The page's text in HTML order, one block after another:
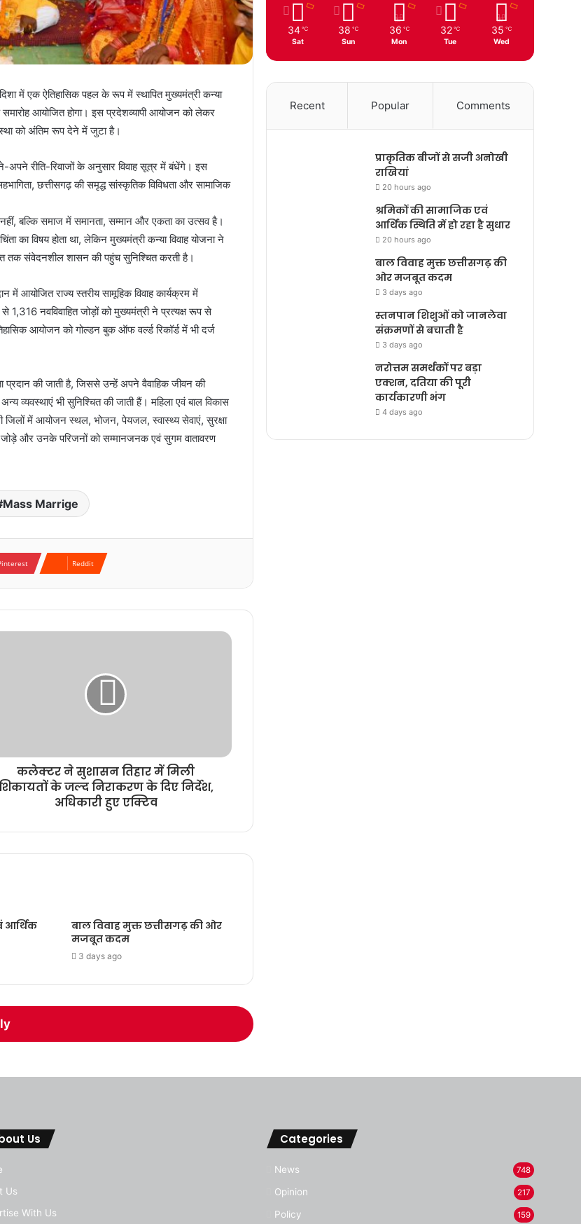
में एक ऐतिहासिक पहल के रूप में स्थापित मुख्यमंत्री कन्या
आयोजित होगा। इस प्रदेशव्यापी आयोजन को लेकर
को अंतिम रूप देने में जुटा है।
अपने रीति-रिवाजों के अनुसार विवाह सूत्र में बंधेंगे। इस
छत्तीसगढ़ की समृद्ध सांस्कृतिक विविधता और सामाजिक
बल्कि समाज में समानता, सम्मान और एकता का उत्सव है।
का विषय होता था, लेकिन मुख्यमंत्री कन्या विवाह योजना ने
तक संवेदनशील शासन की पहुंच सुनिश्चित करती है।
आयोजित राज्य स्तरीय सामूहिक विवाह कार्यक्रम में
नवविवाहित जोड़ों को मुख्यमंत्री ने प्रत्यक्ष रूप से
आयोजन को गोल्डन बुक ऑफ वर्ल्ड रिकॉर्ड में भी दर्ज
प्रदान की जाती है, जिससे उन्हें अपने वैवाहिक जीवन की
भी सुनिश्चित की जाती हैं। महिला एवं बाल विकास
सभी जिलों में आयोजन स्थल, भोजन, पेयजल, स्वास्थ्य सेवाएं, सुरक्षा
और उनके परिजनों को सम्मानजनक एवं सुगम वातावरण
Mass Marrige
Reddit
कलेक्टर ने सुशासन तिहार में मिली
के जल्द निराकरण के दिए निर्देश,
अधिकारी हुए एक्टिव
आर्थिक
बाल विवाह मुक्त छत्तीसगढ़ की ओर
मजबूत कदम
3 days ago
34 ℃
Sat
38 ℃
Sun
36 ℃
Mon
32 ℃
Tue
35 ℃
Wed
Recent Popular Comments
प्राकृतिक बीजों से सजी अनोखी
राखियां
20 hours ago
श्रमिकों की सामाजिक एवं
आर्थिक स्थिति में हो रहा है सुधार
20 hours ago
बाल विवाह मुक्त छत्तीसगढ़ की
ओर मजबूत कदम
3 days ago
स्तनपान शिशुओं को जानलेवा
संक्रमणों से बचाती है
3 days ago
नरोत्तम समर्थकों पर बड़ा
एक्शन, दतिया की पूरी
कार्यकारणी भंग
4 days ago
Us
Us
With Us
Categories
News 748
Opinion 217
Policy 159